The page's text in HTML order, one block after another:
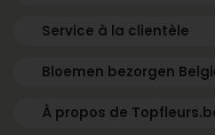
Service à la clientèle
Bloemen bezorgen
À propos de